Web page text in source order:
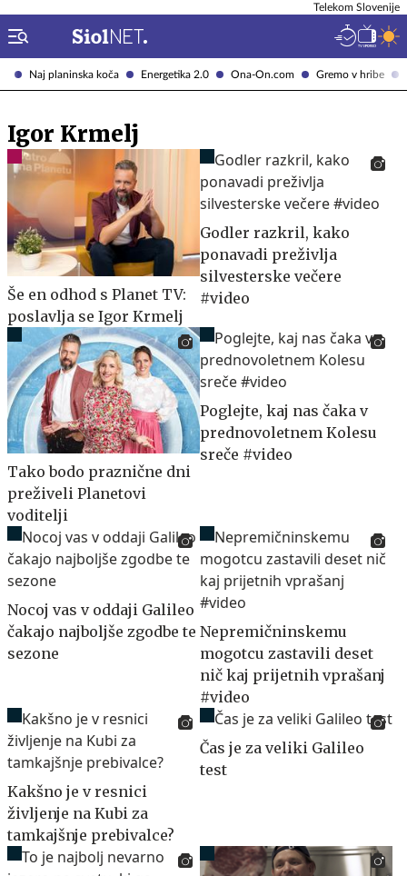
Naj planinska koča Energetika 2.0 Ona-On.com Gremo v hribe
Telekom Slovenije
Igor Krmelj
Še en odhod s Planet TV:
poslavlja se Igor Krmelj
Godler razkril, kako
ponavadi preživlja
silvesterske večere
#video
Tako bodo praznične dni
preživeli Planetovi
voditelji
Poglejte, kaj nas čaka v
prednovoletnem Kolesu
sreče #video
Nocoj vas v oddaji Galileo
čakajo najboljše zgodbe te
sezone
Nepremičninskemu
mogotcu zastavili deset
nič kaj prijetnih vprašanj
#video
Kakšno je v resnici
življenje na Kubi za
tamkajšnje prebivalce?
Čas je za veliki Galileo
test